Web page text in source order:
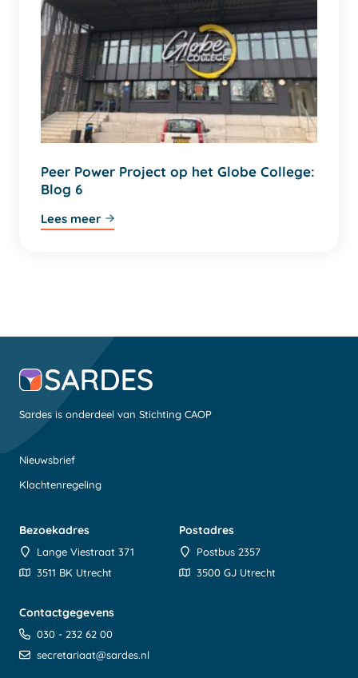
Peer Power Project op het Globe College:
Blog 6
Lees meer
Sardes is onderdeel van Stichting CAOP
Nieuwsbrief
Klachtenregeling
Bezoekadres
Lange Viestraat 371
3511 BK Utrecht
Postadres
Postbus 2357
3500 GJ Utrecht
Contactgegevens
030 - 232 62 00
secretariaat@sardes.nl